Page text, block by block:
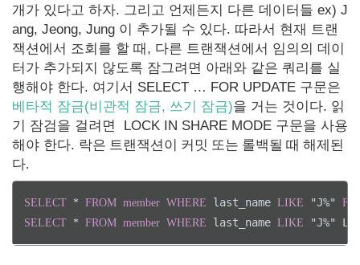
개가 있다고 하자. 그리고 언제든지 다른 데이터들 ex) J
ang, Jeong, Jung 이 추가될 수 있다. 따라서 현재 트랜
잭션에서 조회를 할 때, 다른 트랜잭션에서 임의의 데이
터가 추가되지 않도록 잠그려면 아래와 같은 쿼리를 실
행해야 한다. 여기서 SELECT … FOR UPDATE 구문은
베타적 잠금(비관적 잠금, 쓰기 잠금)을 거는 것이다. 읽
기 잠검을 걸려면 LOCK IN SHARE MODE 구문을 사용
해야 한다. 락은 트랜잭션이 커밋 또는 롤백될 때 해제된
다.
SELECT * FROM member WHERE last_name LIKE "J%"
SELECT * FROM member WHERE last_name LIKE "J%"